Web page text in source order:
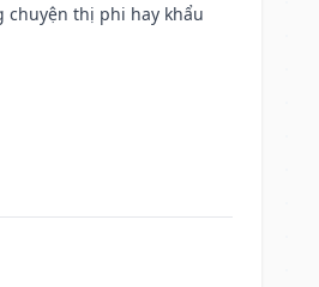
chuyện thị phi hay khẩu